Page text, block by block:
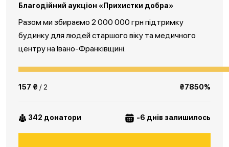
Благодійний аукціон «Прихистки добра»
Разом ми збираємо 2 000 000 грн підтримку
будинку для людей старшого віку та медичного
центру на Івано-Франківщині.
157 ₴ / 2 ₴7850%
342 донатори -6 днів залишилось